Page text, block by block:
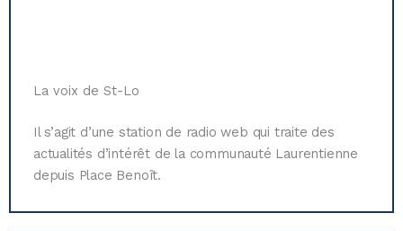
La voix de St-Lo
Il s’agit d’une station de radio web qui traite des
actualités d’intérêt de la communauté Laurentienne
depuis Place Benoît.